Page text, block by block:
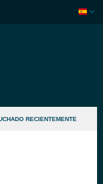
RECIENTEMENTE